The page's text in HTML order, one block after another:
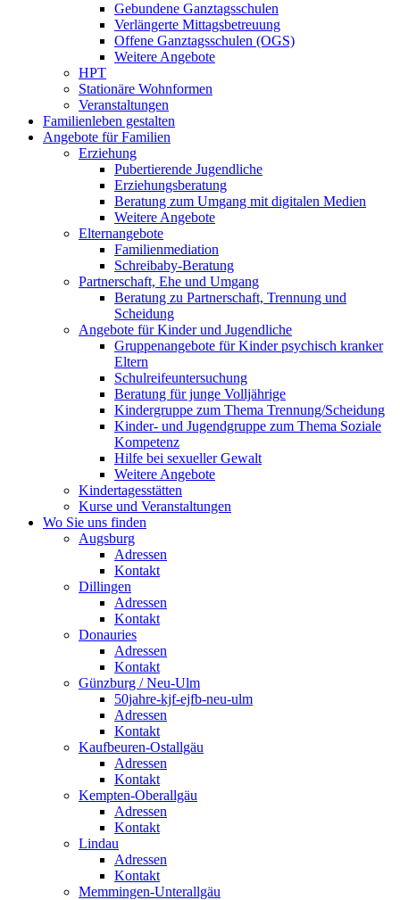
Gebundene Ganztagsschulen
Verlängerte Mittagsbetreuung
Offene Ganztagsschulen (OGS)
Weitere Angebote
HPT
Stationäre Wohnformen
Veranstaltungen
Familienleben gestalten
Angebote für Familien
Erziehung
Pubertierende Jugendliche
Erziehungsberatung
Beratung zum Umgang mit digitalen Medien
Weitere Angebote
Elternangebote
Familienmediation
Schreibaby-Beratung
Partnerschaft, Ehe und Umgang
Beratung zu Partnerschaft, Trennung und
Scheidung
Angebote für Kinder und Jugendliche
Gruppenangebote für Kinder psychisch kranker
Eltern
Schulreifeuntersuchung
Beratung für junge Volljährige
Kindergruppe zum Thema Trennung/Scheidung
Kinder- und Jugendgruppe zum Thema Soziale
Kompetenz
Hilfe bei sexueller Gewalt
Weitere Angebote
Kindertagesstätten
Kurse und Veranstaltungen
Wo Sie uns finden
Augsburg
Adressen
Kontakt
Dillingen
Adressen
Kontakt
Donauries
Adressen
Kontakt
Günzburg / Neu-Ulm
50jahre-kjf-ejfb-neu-ulm
Adressen
Kontakt
Kaufbeuren-Ostallgäu
Adressen
Kontakt
Kempten-Oberallgäu
Adressen
Kontakt
Lindau
Adressen
Kontakt
Memmingen-Unterallgäu